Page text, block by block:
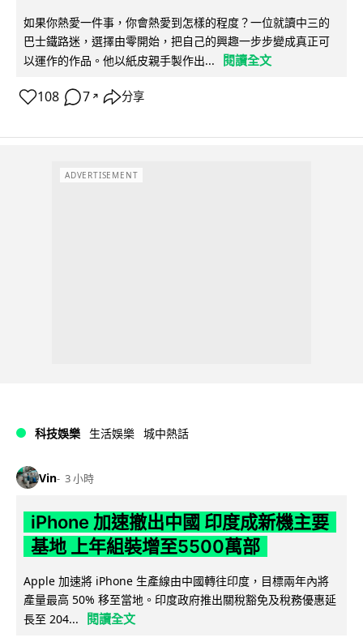
如果你熱愛一件事，你會熱愛到怎樣的程度？一位就讀中三的
巴士鐵路迷，選擇由零開始，把自己的興趣一步步變成真正可
以運作的作品。他以紙皮親手製作出...
閱讀全文
108 7 ↗ 分享
ADVERTISEMENT
科技娛樂 生活娛樂 城中熱話
Vin 3 小時
iPhone 加速撤出中國 印度成新機主要
基地 上年組裝增至5500萬部
Apple 加速將 iPhone 生產線由中國轉往印度，目標兩年內將
產量最高 50% 移至當地。印度政府推出關稅豁免及稅務優惠延
長至 204...
閱讀全文